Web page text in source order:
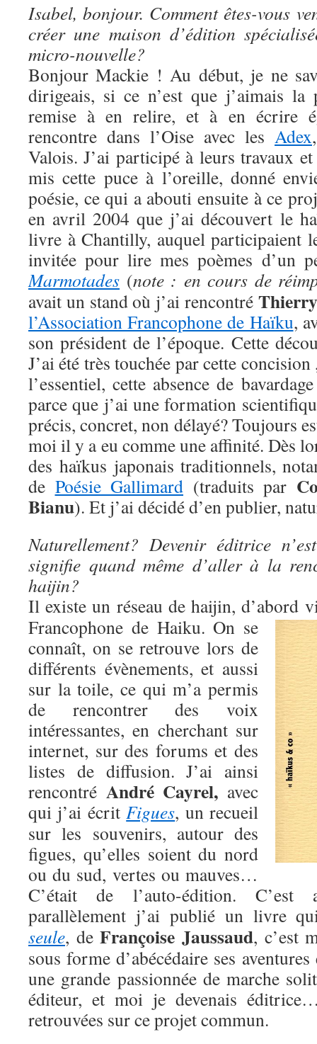
Isabel, bonjour. Comment êtes-vous
créer une maison d’édition
micro-nouvelle?
Bonjour Mackie ! Au début, je ne
dirigeais, si ce n’est que j’aimais la
remise à en relire, et à en écrire
rencontre dans l’Oise avec les Adex
Valois. J’ai participé à leurs travaux
mis cette puce à l’oreille, donné
poésie, ce qui a abouti ensuite à ce
en avril 2004 que j’ai découvert le
livre à Chantilly, auquel participaient
invitée pour lire mes poèmes d’un
Marmotades (note : en cours de
avait un stand où j’ai rencontré
l’Association Francophone de Haïku,
son président de l’époque. Cette
J’ai été très touchée par cette
l’essentiel, cette absence de
parce que j’ai une formation
précis, concret, non délayé? Toujours
moi il y a eu comme une affinité. Dès
des haïkus japonais traditionnels,
de Poésie Gallimard (traduits par
Bianu). Et j’ai décidé d’en publier,
Naturellement? Devenir éditrice
signifie quand même d’aller à la
haijin?
Il existe un réseau de haijin, d’abord
Francophone de Haiku. On se
connaît, on se retrouve lors de
différents évènements, et aussi
sur la toile, ce qui m’a permis
de rencontrer des voix
intéressantes, en cherchant sur
internet, sur des forums et des
listes de diffusion. J’ai ainsi
rencontré André Cayrel, avec
qui j’ai écritFigues, un recueil
sur les souvenirs, autour des
figues, qu’elles soient du nord
ou du sud, vertes ou mauves…
C’était de l’auto-édition. C’est
parallèlement j’ai publié un livre
seule, deFrançoise Jaussaud, c’est
sous forme d’abécédaire ses
une grande passionnée de marche
éditeur, et moi je devenais
retrouvées sur ce projet commun.